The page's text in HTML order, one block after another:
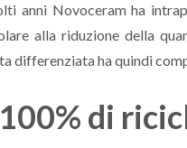
anni Novoceram ha
alla riduzione della
differenziata ha quindi
di